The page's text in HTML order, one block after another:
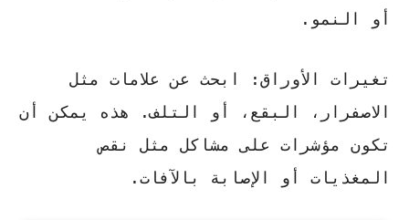
أو النمو.
تغيرات الأوراق: ابحث عن علامات مثل
الاصفرار، البقع، أو التلف. هذه يمكن أن
تكون مؤشرات على مشاكل مثل نقص
المغذيات أو الإصابة بالآفات.